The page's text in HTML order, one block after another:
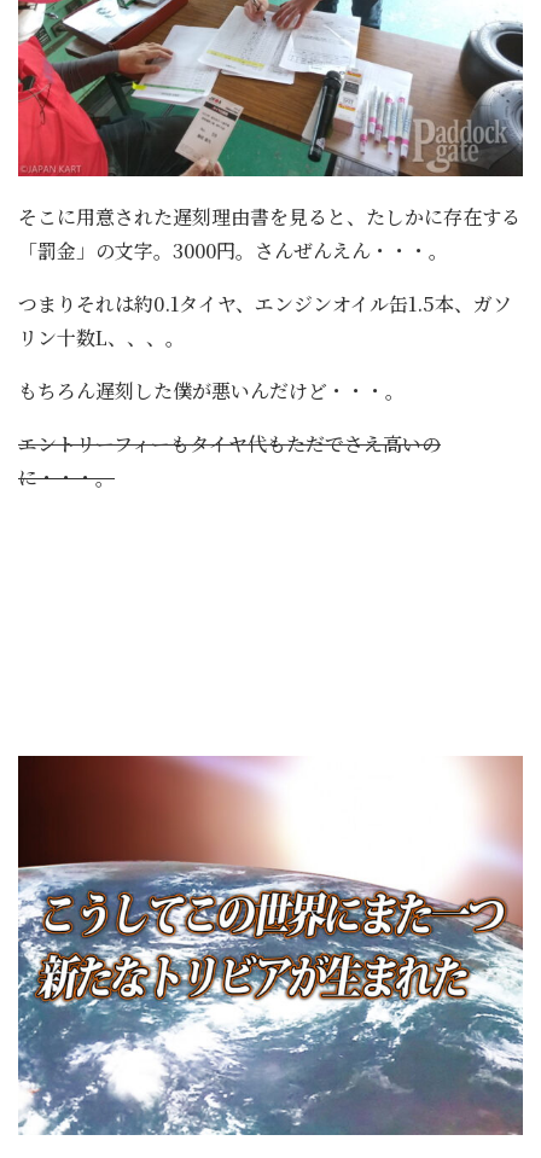
そこに用意された遅刻理由書を見ると、たしかに存在する
「罰金」の文字。3000円。さんぜんえん・・・。
つまりそれは約0.1タイヤ、エンジンオイル缶1.5本、ガソ
リン十数L、、、。
もちろん遅刻した僕が悪いんだけど・・・。
エントリーフィーもタイヤ代もただでさえ高いの
に・・・。